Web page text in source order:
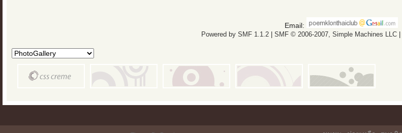
Email:
Powered by SMF 1.1.2| SMF © 2006-2007, Simple Machines LLC|